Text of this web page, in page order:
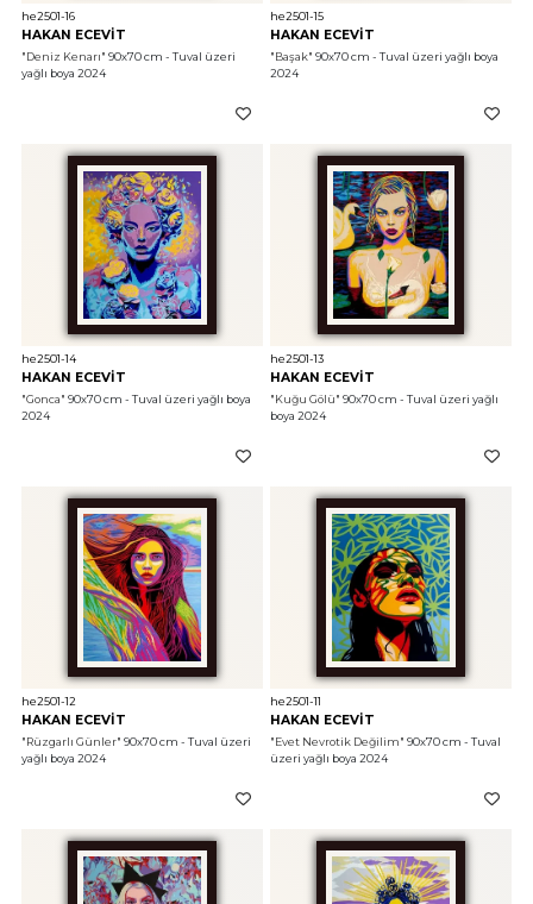
he2501-16
HAKAN ECEVİT
"Deniz Kenarı" 90x70 cm - Tuval üzeri
yağlı boya 2024
he2501-15
HAKAN ECEVİT
"Başak" 90x70 cm - Tuval üzeri yağlı boya
2024
he2501-14
HAKAN ECEVİT
"Gonca" 90x70 cm - Tuval üzeri yağlı boya
2024
he2501-13
HAKAN ECEVİT
"Kuğu Gölü" 90x70 cm - Tuval üzeri yağlı
boya 2024
he2501-12
HAKAN ECEVİT
"Rüzgarlı Günler" 90x70 cm - Tuval üzeri
yağlı boya 2024
he2501-11
HAKAN ECEVİT
"Evet Nevrotik Değilim" 90x70 cm - Tuval
üzeri yağlı boya 2024